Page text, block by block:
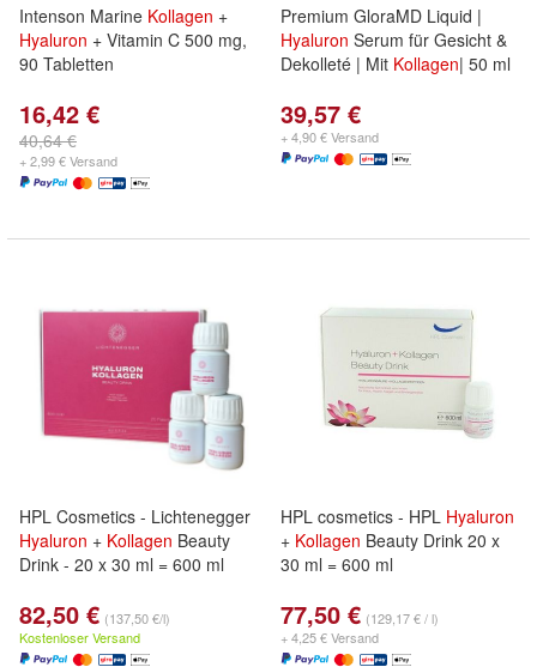
Intenson Marine Kollagen +
Hyaluron + Vitamin C 500 mg,
90 Tabletten
16,42 €
40,64 €
+ 2,99 € Versand
Premium GloraMD Liquid |
Hyaluron Serum für Gesicht &
Dekolleté | Mit Kollagen| 50 ml
39,57 €
+ 4,90 € Versand
HPL Cosmetics - Lichtenegger
Hyaluron + Kollagen Beauty
Drink - 20 x 30 ml = 600 ml
82,50 € (137,50 €/l)
Kostenloser Versand
HPL cosmetics - HPL Hyaluron
+ Kollagen Beauty Drink 20 x
30 ml = 600 ml
77,50 € (129,17 € / l)
+ 4,25 € Versand